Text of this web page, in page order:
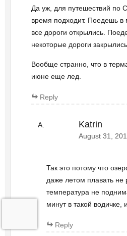
Да уж, для путешествий по
время подходит. Поедешь
все дороги открылись.
некоторые дороги закрылись.
Вообще странно, что в
июне еще лед.
Reply
Katrin
August 31,
Так это потому что
даже летом плавать не
температура не
минут в такой водичке,
Reply